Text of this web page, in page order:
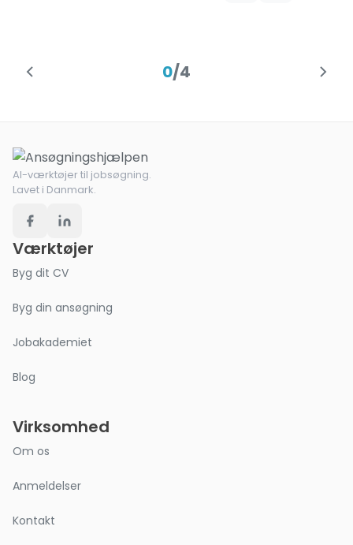
0/4
AI-værktøjer til jobsøgning.
Lavet i Danmark.
Værktøjer
Byg dit CV
Byg din ansøgning
Jobakademiet
Blog
Virksomhed
Om os
Anmeldelser
Kontakt